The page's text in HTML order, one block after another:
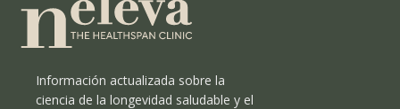
Información actualizada sobre la
ciencia de la longevidad saludable y el